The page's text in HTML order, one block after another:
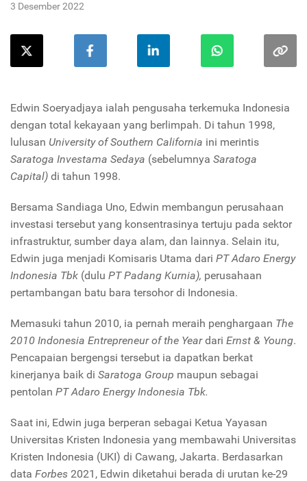
3 Desember 2022
Edwin Soeryadjaya ialah pengusaha terkemuka Indonesia
dengan total kekayaan yang berlimpah. Di tahun 1998,
lulusan University of Southern California ini merintis
Saratoga Investama Sedaya (sebelumnya Saratoga
Capital) di tahun 1998.
Bersama Sandiaga Uno, Edwin membangun perusahaan
investasi tersebut yang konsentrasinya tertuju pada sektor
infrastruktur, sumber daya alam, dan lainnya. Selain itu,
Edwin juga menjadi Komisaris Utama dari PT Adaro Energy
Indonesia Tbk (dulu PT Padang Kurnia), perusahaan
pertambangan batu bara tersohor di Indonesia.
Memasuki tahun 2010, ia pernah meraih penghargaan The
2010 Indonesia Entrepreneur of the Yeardari Ernst & Young.
Pencapaian bergengsi tersebut ia dapatkan berkat
kinerjanya baik di Saratoga Group maupun sebagai
pentolan PT Adaro Energy Indonesia Tbk.
Saat ini, Edwin juga berperan sebagai Ketua Yayasan
Universitas Kristen Indonesia yang membawahi Universitas
Kristen Indonesia (UKI) di Cawang, Jakarta. Berdasarkan
data Forbes 2021, Edwin diketahui berada di urutan ke-29